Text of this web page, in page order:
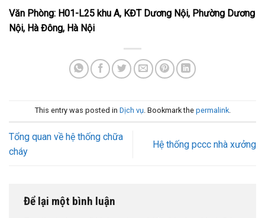
Văn Phòng: H01-L25 khu A, KĐT Dương Nội, Phường Dương
Nội, Hà Đông, Hà Nội
This entry was posted in Dịch vụ. Bookmark the permalink.
Tổng quan về hệ thống chữa
cháy
Hệ thống pccc nhà xưởng
Để lại một bình luận